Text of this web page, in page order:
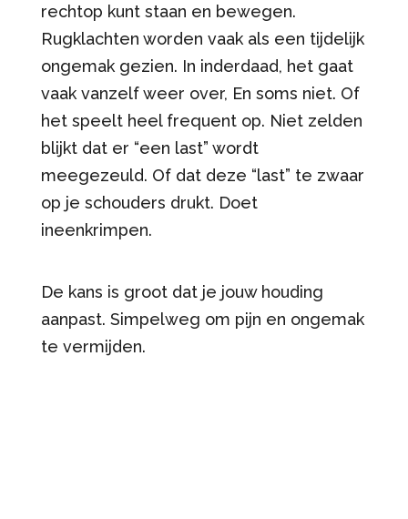
rechtop kunt staan en bewegen.
Rugklachten worden vaak als een tijdelijk
ongemak gezien. In inderdaad, het gaat
vaak vanzelf weer over, En soms niet. Of
het speelt heel frequent op. Niet zelden
blijkt dat er “een last” wordt
meegezeuld. Of dat deze “last” te zwaar
op je schouders drukt. Doet
ineenkrimpen.
De kans is groot dat je jouw houding
aanpast. Simpelweg om pijn en ongemak
te vermijden.